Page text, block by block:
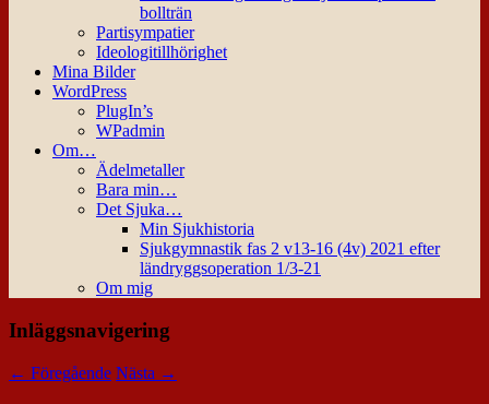
bollträn
Partisympatier
Ideologitillhörighet
Mina Bilder
WordPress
PlugIn’s
WPadmin
Om…
Ädelmetaller
Bara min…
Det Sjuka…
Min Sjukhistoria
Sjukgymnastik fas 2 v13-16 (4v) 2021 efter
ländryggsoperation 1/3-21
Om mig
Inläggsnavigering
← Föregående Nästa →